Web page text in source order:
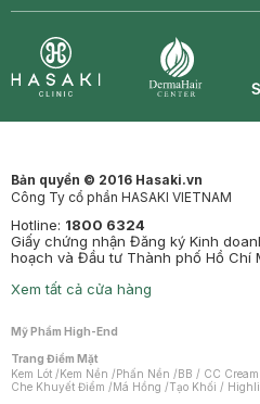
Bản quyền © 2016 Hasaki.vn
Công Ty cổ phần HASAKI VIETNAM
Hotline: 1800 6324
Giấy chứng nhận Đăng ký Kinh
hoạch và Đầu tư Thành phố Hồ Chí
Xem tất cả cửa hàng
Mỹ Phẩm High-End
Trang Điểm Mặt
Kem Lót /Kem Nền /Phấn Nền /BB / CC Cream
Che Khuyết Điểm /Má Hồng /Tạo Khối /